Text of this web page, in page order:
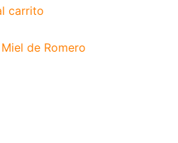
carrito
de Romero